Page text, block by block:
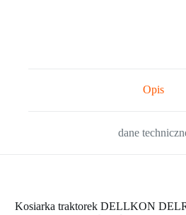
Opis
dane
Kosiarka traktorek DELLKON